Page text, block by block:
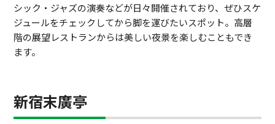
シック・ジャズの演奏などが日々開催されており、ぜひスケ
ジュールをチェックしてから脚を運びたいスポット。高層
階の展望レストランからは美しい夜景を楽しむこともでき
ます。
新宿末廣亭